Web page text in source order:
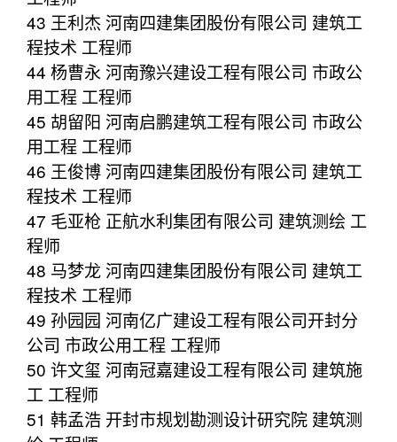
43 王利杰 河南四建集团股份有限公司 建筑工
程技术 工程师
44 杨曹永 河南豫兴建设工程有限公司 市政公
用工程 工程师
45 胡留阳 河南启鹏建筑工程有限公司 市政公
用工程 工程师
46 王俊博 河南四建集团股份有限公司 建筑工
程技术 工程师
47 毛亚枪 正航水利集团有限公司 建筑测绘 工
程师
48 马梦龙 河南四建集团股份有限公司 建筑工
程技术 工程师
49 孙园园 河南亿广建设工程有限公司开封分
公司 市政公用工程 工程师
50 许文玺 河南冠嘉建设工程有限公司 建筑施
工 工程师
51 韩孟浩 开封市规划勘测设计研究院 建筑测